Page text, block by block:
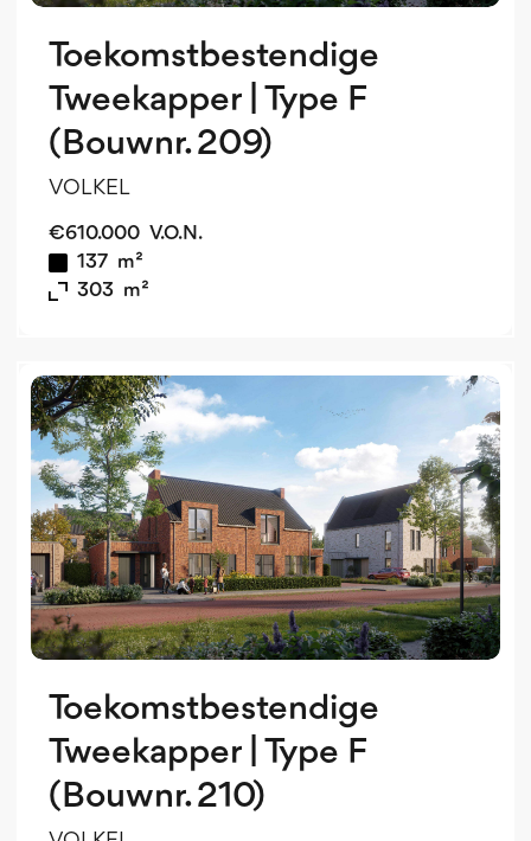
Toekomstbestendige
Tweekapper | Type F
(Bouwnr. 209)
VOLKEL
€610.000 V.O.N.
137 m²
303 m²
Toekomstbestendige
Tweekapper | Type F
(Bouwnr. 210)